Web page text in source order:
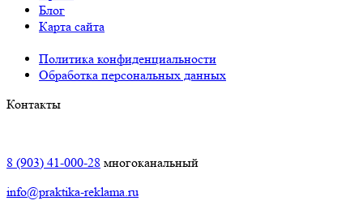
Блог
Карта сайта
Политика конфиденциальности
Обработка персональных данных
Контакты
8 (903) 41-000-28 многоканальный
info@praktika-reklama.ru